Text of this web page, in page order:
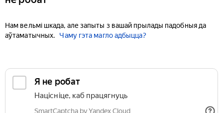
Нам вельмі шкада, але запыты з вашай прылады падобныя да
аўтаматычных.
Чаму гэта магло адбыцца?
Я не робат
Націсніце, каб працягнуць
SmartCaptcha by Yandex Cloud